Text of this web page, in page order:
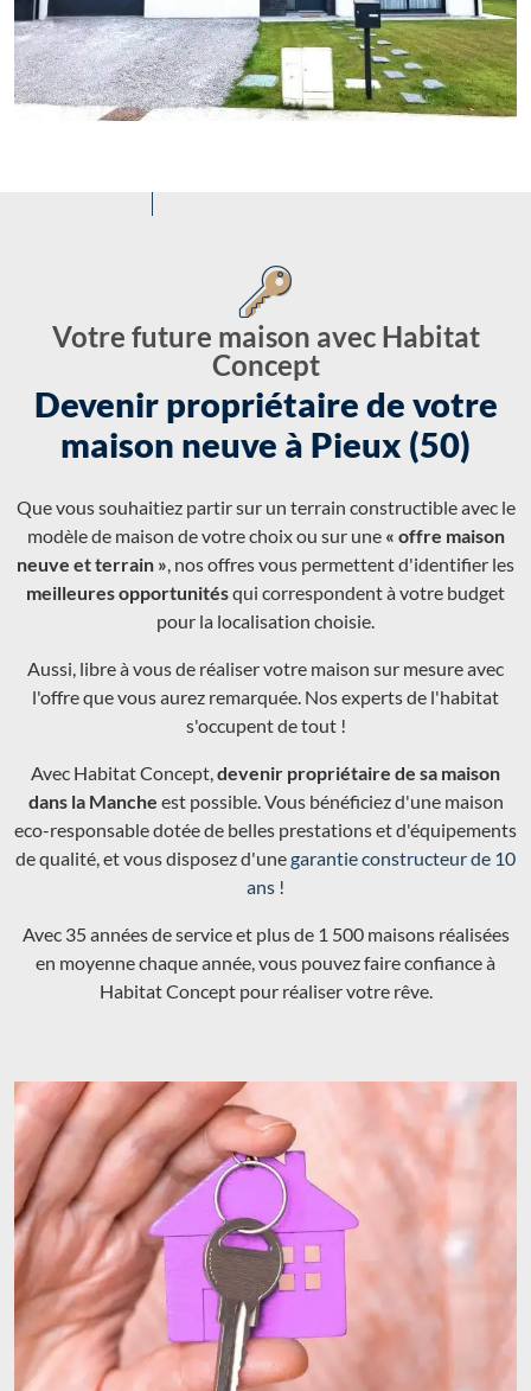
Votre future maison avec Habitat
Concept
Devenir propriétaire de votre
maison neuve à Pieux (50)
Que vous souhaitiez partir sur un terrain constructible avec le
modèle de maison de votre choix ou sur une « offre maison
neuve et terrain », nos offres vous permettent d'identifier les
meilleures opportunitésqui correspondent à votre budget
pour la localisation choisie.
Aussi, libre à vous de réaliser votre maison sur mesure avec
l'offre que vous aurez remarquée. Nos experts de l'habitat
s'occupent de tout !
Avec Habitat Concept,devenir propriétaire de sa maison
dans la Manche est possible. Vous bénéficiez d'une maison
eco-responsable dotée de belles prestations et d'équipements
de qualité, et vous disposez d'unegarantie constructeur de 10
ans !
Avec 35 années de service et plus de 1 500 maisons réalisées
en moyenne chaque année, vous pouvez faire confiance à
Habitat Concept pour réaliser votre rêve.